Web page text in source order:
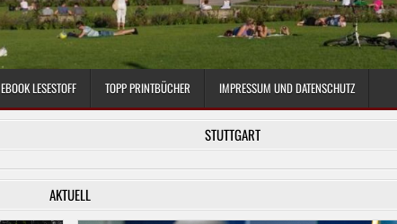
EBOOK LESESTOFF TOPP PRINTBÜCHER IMPRESSUM UND DATENSCHUTZ
STUTTGART
AKTUELL